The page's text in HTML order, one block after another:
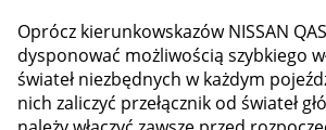
Oprócz kierunkowskazów NISSAN
dysponować możliwością szybkiego
świateł niezbędnych w każdym
nich zaliczyć przełącznik od świateł